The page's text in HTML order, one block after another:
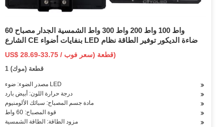
60 واط 100 واط 200 واط 300 واط الشمسية الجدار مصباح
الشارع CE بنفايات أضواء LED الإضاءة الديكور توفير الطاقة نظام
الطاقة المنتجات المنزلية الاستشعار الأمن حديقة الخفيفة
US$ 28.69-33.75 / قطعة (سعر فوب)
1 قطعة (موك)
مصدر الضوء: ضوء LED
درجة حرارة اللون: أبيض بارد
مادة جسم المصباح: سبائك الألومنيوم
قوة المصباح: 60 واط
مزود الطاقة: الطاقة الشمسية